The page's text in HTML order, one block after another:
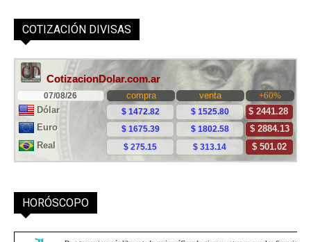
COTIZACIÓN DIVISAS
HORÓSCOPO